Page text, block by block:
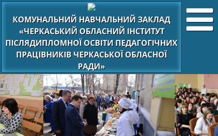
КОМУНАЛЬНИЙ НАВЧАЛЬНИЙ ЗАКЛАД
«ЧЕРКАСЬКИЙ ОБЛАСНИЙ ІНСТИТУТ
ПІСЛЯДИПЛОМНОЇ ОСВІТИ ПЕДАГОГІЧНИХ
ПРАЦІВНИКІВ ЧЕРКАСЬКОЇ ОБЛАСНОЇ
РАДИ»